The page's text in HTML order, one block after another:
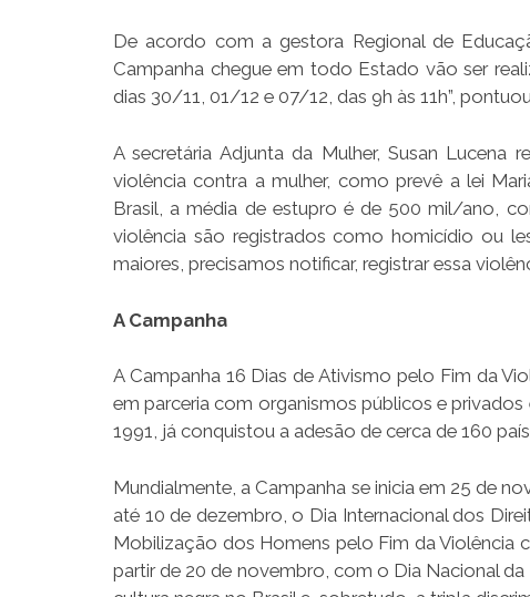
De acordo com a gestora Regional de
Campanha chegue em todo Estado vão ser
dias 30/11, 01/12 e 07/12, das 9h às 11h”,
A secretária Adjunta da Mulher, Susan
violência contra a mulher, como prevê a lei
Brasil, a média de estupro é de 500 mil/ano,
violência são registrados como homicídio ou
maiores, precisamos notificar, registrar essa
A Campanha
A Campanha 16 Dias de Ativismo pelo Fim da
em parceria com organismos públicos e
1991, já conquistou a adesão de cerca de 160
Mundialmente, a Campanha se inicia em 25 de
até 10 de dezembro, o Dia Internacional dos
Mobilização dos Homens pelo Fim da Violência
partir de 20 de novembro, com o Dia Nacional